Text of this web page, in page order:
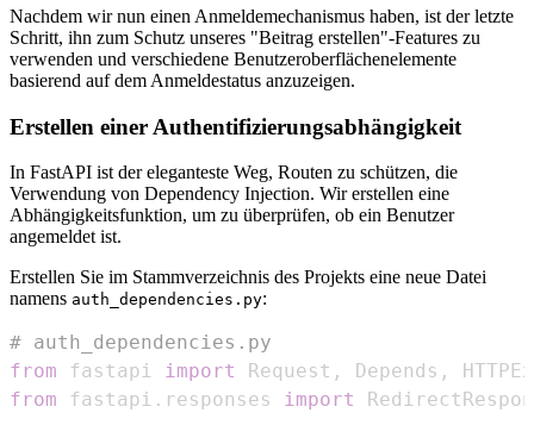
Nachdem wir nun einen Anmeldemechanismus haben, ist der letzte
Schritt, ihn zum Schutz unseres "Beitrag erstellen"-Features zu
verwenden und verschiedene Benutzeroberflächenelemente
basierend auf dem Anmeldestatus anzuzeigen.
Erstellen einer Authentifizierungsabhängigkeit
In FastAPI ist der eleganteste Weg, Routen zu schützen, die
Verwendung von Dependency Injection. Wir erstellen eine
Abhängigkeitsfunktion, um zu überprüfen, ob ein Benutzer
angemeldet ist.
Erstellen Sie im Stammverzeichnis des Projekts eine neue Datei
namens auth_dependencies.py:
# auth_dependencies.py
from fastapi import Request , Depends ,
from fastapi . responses import